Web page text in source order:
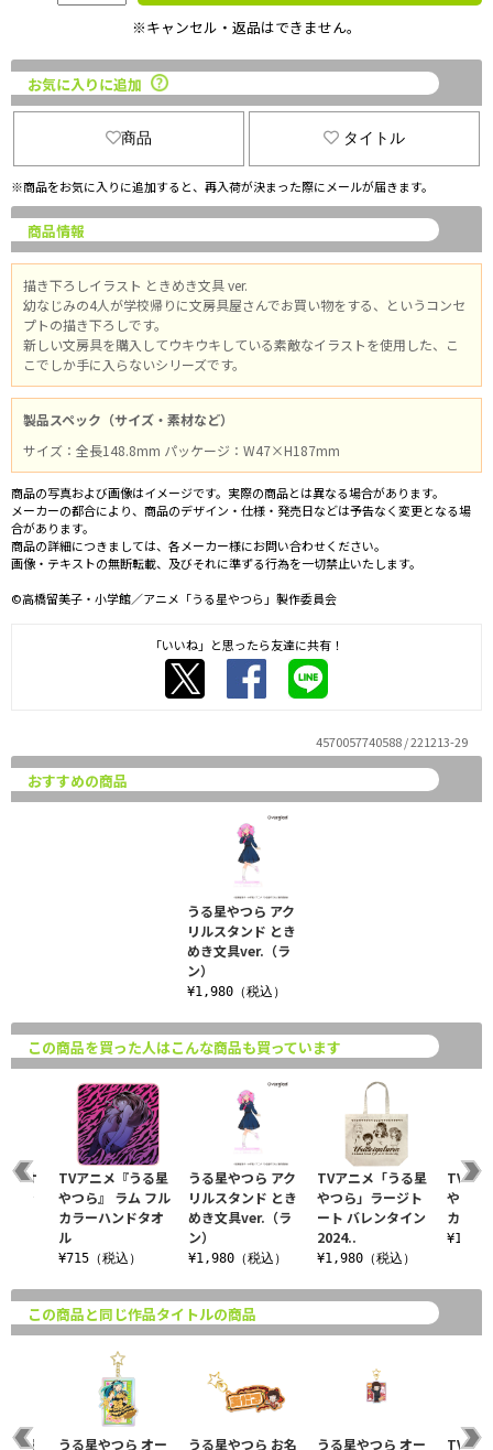
※キャンセル・返品はできません。
お気に入りに追加
商品 タイトル
※商品をお気に入りに追加すると、再入荷が決まった際にメールが届きます。
商品情報
描き下ろしイラスト ときめき文具 ver.
幼なじみの4人が学校帰りに文房具屋さんでお買い物をする、というコンセ
プトの描き下ろしです。
新しい文房具を購入してウキウキしている素敵なイラストを使用した、こ
こでしか手に入らないシリーズです。
製品スペック（サイズ・素材など）
サイズ：全長148.8mm パッケージ：W47×H187mm
商品の写真および画像はイメージです。実際の商品とは異なる場合があります。
メーカーの都合により、商品のデザイン・仕様・発売日などは予告なく変更となる場
合があります。
商品の詳細につきましては、各メーカー様にお問い合わせください。
画像・テキストの無断転載、及びそれに準ずる行為を一切禁止いたします。
©高橋留美子・小学館／アニメ「うる星やつら」製作委員会
「いいね」と思ったら友達に共有！
4570057740588 / 221213-29
おすすめの商品
うる星やつら アク
リルスタンド とき
めき文具ver.（ラ
ン）
¥1,980（税込）
この商品を買った人はこんな商品も買っています
うる星やつら アク
リルスタンド とき
めき文具ver.（ラ
ン）
¥1,980（税込）
TVアニメ「うる星
やつら」ラージト
ート バレンタイン
2024..
¥1,980（税込）
TVア
やつら
カラー
¥1,650
タオ
ピン
TVアニメ『うる星
やつら』 ラム フル
カラーハンドタオ
ル
¥715（税込）
この商品と同じ作品タイトルの商品
うる星やつら お名 うる星やつら オー TVア
制服 うる星やつら オー